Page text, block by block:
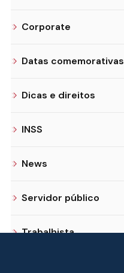
Corporate
Datas comemorativas
Dicas e direitos
INSS
News
Servidor público
Trabalhista